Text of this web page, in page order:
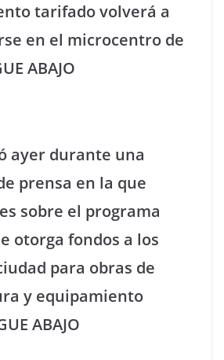
tarifado volverá a
en el microcentro de
ABAJO
ayer durante una
prensa en la que
sobre el programa
otorga fondos a los
para obras de
y equipamiento
ABAJO